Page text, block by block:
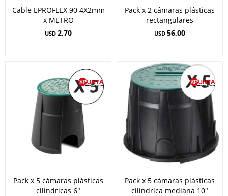
Cable EPROFLEX 90 4X2mm
x METRO
USD 2,70
Pack x 2 cámaras plásticas
rectangulares
USD 56,00
Pack x 5 cámaras plásticas
cilíndricas 6"
Pack x 5 cámaras plásticas
cilíndrica mediana 10"